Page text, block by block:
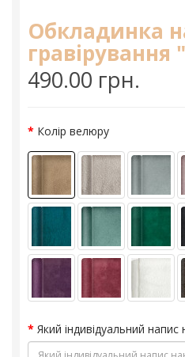
Обкладинка
гравірування
490.00 грн.
Колір велюру
Який індивідуальний